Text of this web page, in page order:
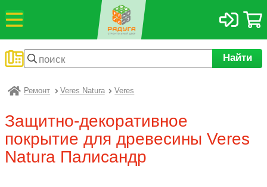
Найти
Ремонт Veres Natura Veres
Защитно-декоративное
покрытие для древесины Veres
Natura Палисандр